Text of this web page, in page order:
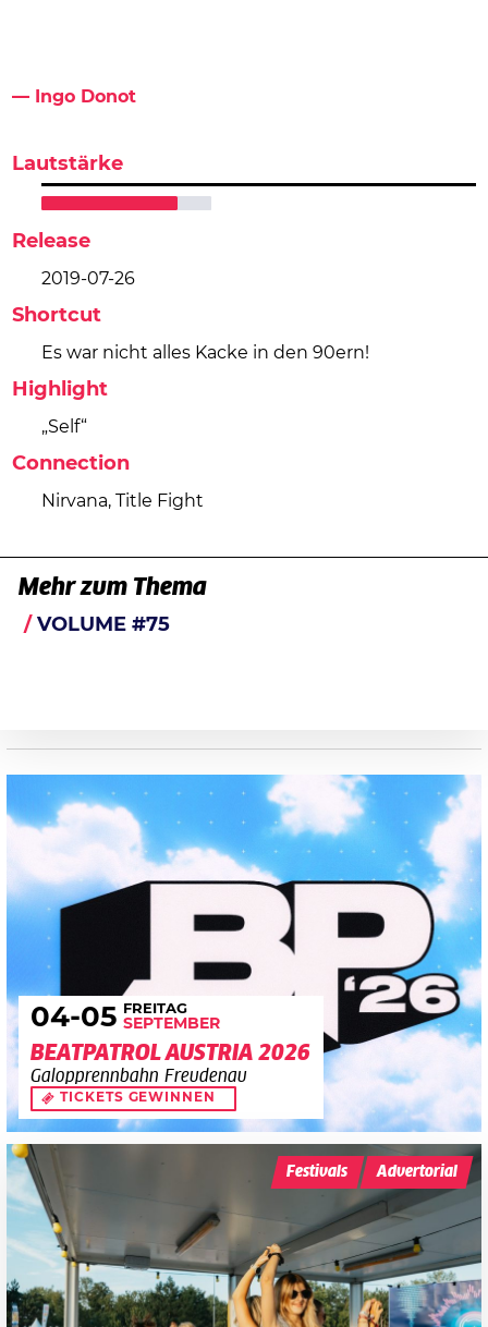
— Ingo Donot
Lautstärke
Release
2019-07-26
Shortcut
Es war nicht alles Kacke in den 90ern!
Highlight
„Self“
Connection
Nirvana, Title Fight
Mehr zum Thema
VOLUME #75
04-05 FREITAG
SEPTEMBER
BEATPATROL AUSTRIA 2026
Galopprennbahn Freudenau
TICKETS GEWINNEN
Festivals Advertorial